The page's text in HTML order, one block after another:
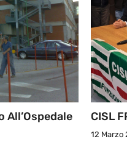
All’Ospedale
CISL
12 Marzo